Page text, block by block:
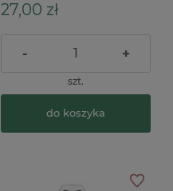
27,00 zł
- +
szt.
do koszyka